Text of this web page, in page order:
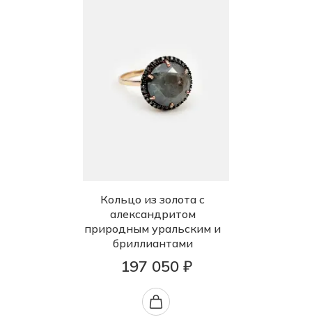
Кольцо из золота с
александритом
природным уральским и
бриллиантами
197 050 ₽